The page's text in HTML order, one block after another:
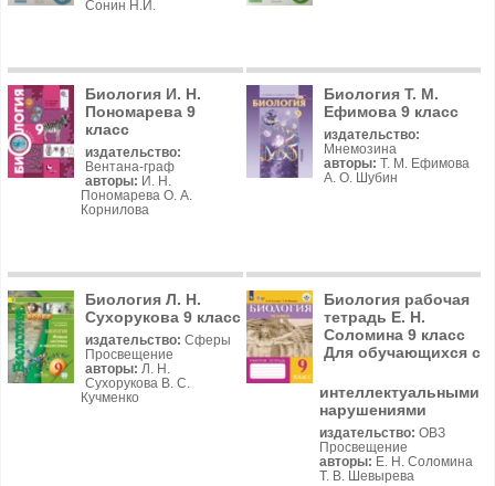
Сонин Н.И.
Биология И. Н.
Пономарева 9
класс
издательство:
Вентана-граф
авторы: И. Н.
Пономарева О. А.
Корнилова
Биология Т. М.
Ефимова 9 класс
издательство:
Мнемозина
авторы: Т. М. Ефимова
А. О. Шубин
Биология Л. Н.
Сухорукова 9 класс
издательство: Сферы
Просвещение
авторы: Л. Н.
Сухорукова В. С.
Кучменко
Биология рабочая
тетрадь Е. Н.
Соломина 9 класс
Для обучающихся с
интеллектуальными
нарушениями
издательство: ОВЗ
Просвещение
авторы: Е. Н. Соломина
Т. В. Шевырева